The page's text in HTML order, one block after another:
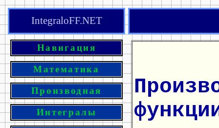
IntegraloFF.NET
Навигация
Математика
Производная
Интегралы